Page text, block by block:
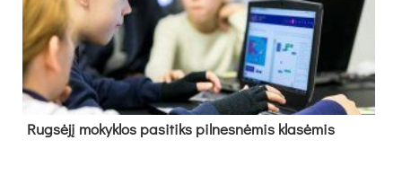
Rug­sė­jį mo­kyk­los pa­si­tiks pil­nes­nė­mis kla­sė­mis